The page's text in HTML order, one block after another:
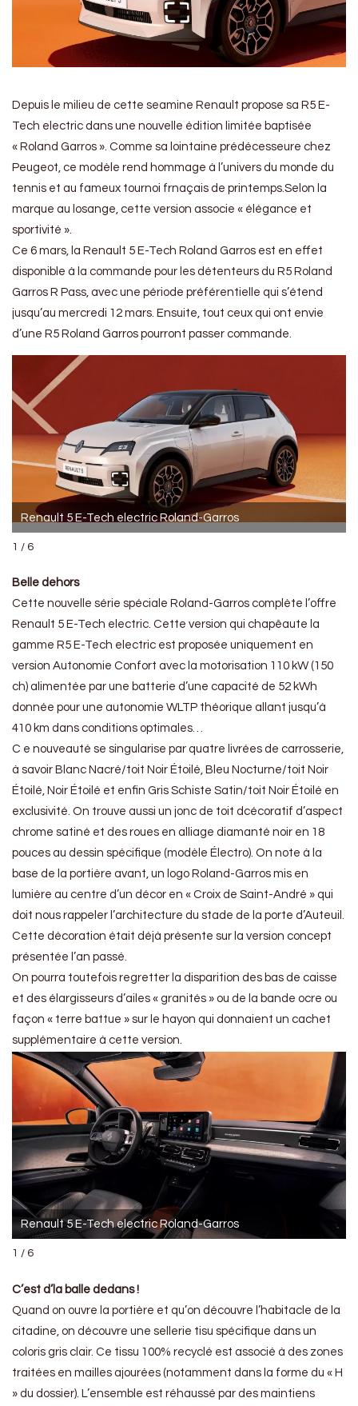
Depuis le milieu de cette seamine Renault propose sa R5 E-
Tech electric dans une nouvelle édition limitée baptisée
« Roland Garros ». Comme sa lointaine prédécesseure chez
Peugeot, ce modèle rend hommage à l’univers du monde du
tennis et au fameux tournoi frnaçais de printemps.Selon la
marque au losange, cette version associe « élégance et
sportivité ».
Ce 6 mars, la Renault 5 E-Tech Roland Garros est en effet
disponible à la commande pour les détenteurs du R5 Roland
Garros R Pass, avec une période préférentielle qui s’étend
jusqu’au mercredi 12 mars. Ensuite, tout ceux qui ont envie
d’une R5 Roland Garros pourront passer commande.
Renault 5 E-Tech electric Roland-Garros
1 / 6
Belle dehors
Cette nouvelle série spéciale Roland-Garros complète l’offre
Renault 5 E-Tech electric. Cette version qui chapêaute la
gamme R5 E-Tech electric est proposée uniquement en
version Autonomie Confort avec la motorisation 110 kW (150
ch) alimentée par une batterie d’une capacité de 52 kWh
donnée pour une autonomie WLTP théorique allant jusqu’à
410 km dans conditions optimales…
C e nouveauté se singularise par quatre livrées de carrosserie,
à savoir Blanc Nacré/toit Noir Étoilé, Bleu Nocturne/toit Noir
Étoilé, Noir Étoilé et enfin Gris Schiste Satin/toit Noir Étoilé en
exclusivité. On trouve aussi un jonc de toit dcécoratif d’aspect
chrome satiné et des roues en alliage diamanté noir en 18
pouces au dessin spécifique (modèle Électro). On note à la
base de la portière avant, un logo Roland-Garros mis en
lumière au centre d’un décor en « Croix de Saint-André » qui
doit nous rappeler l’architecture du stade de la porte d’Auteuil.
Cette décoration était déjà présente sur la version concept
présentée l’an passé.
On pourra toutefois regretter la disparition des bas de caisse
et des élargisseurs d’ailes « granités » ou de la bande ocre ou
façon « terre battue » sur le hayon qui donnaient un cachet
supplémentaire à cette version.
Renault 5 E-Tech electric Roland-Garros
1 / 6
C’est d’la balle dedans !
Quand on ouvre la portière et qu’on découvre l’habitacle de la
citadine, on découvre une sellerie tisu spécifique dans un
coloris gris clair. Ce tissu 100% recyclé est associé à des zones
traitées en mailles ajourées (notamment dans la forme du « H
» du dossier). L’ensemble est réhaussé par des maintiens